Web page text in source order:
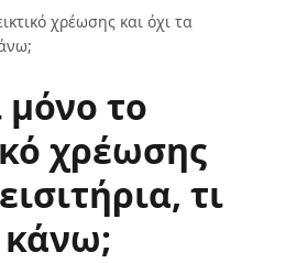
χρέωσης και όχι τα
το
χρέωσης
τι
κάνω;